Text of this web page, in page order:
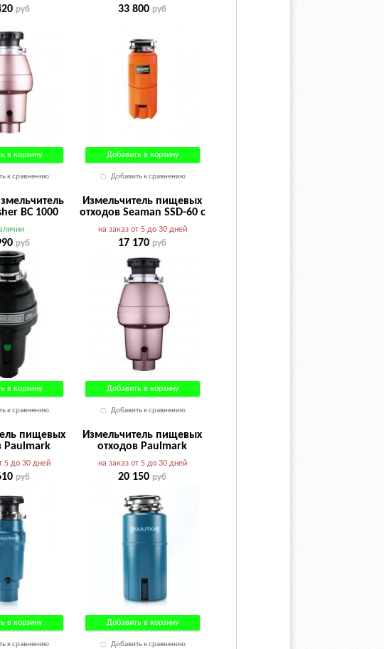
руб
в корзину
к сравнению
33 800 руб
Добавить в корзину
Добавить к сравнению
BC 1000
руб
в корзину
к сравнению
Измельчитель пищевых
отходов Seaman SSD-60 с
пневмокнопкой
на заказ от 5 до 30 дней
17 170 руб
Добавить в корзину
Добавить к сравнению
пищевых
Paulmark
I-400
5 до 30 дней
руб
в корзину
к сравнению
Измельчитель пищевых
отходов Paulmark
INTENSO I-500
на заказ от 5 до 30 дней
20 150 руб
Добавить в корзину
Добавить к сравнению